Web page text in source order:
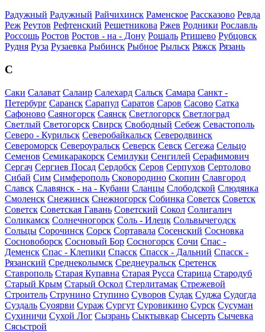
Радужный Радужный Райчихинск Раменское Рассказово Ревда
Реж Реутов Рефтенский Решетникова Ржев Родники Рославль
Россошь Ростов Ростов - на - Дону Рошаль Ртищево Рубцовск
Рудня Руза Рузаевка Рыбинск Рыбное Рыльск Ряжск Рязань
С
Саки Салават Салаир Салехард Сальск Самара Санкт -
Петербург Саранск Сарапул Саратов Саров Сасово Сатка
Сафоново Саяногорск Саянск Светлогорск Светлоград
Светлый Светогорск Свирск Свободный Себеж Севастополь
Северо - Курильск Северобайкальск Северодвинск
Североморск Североуральск Северск Севск Сегежа Сельцо
Семенов Семикаракорск Семилуки Сенгилей Серафимович
Сергач Сергиев Посад Сердобск Серов Серпухов Сертолово
Сибай Сим Симферополь Сковородино Скопин Славгород
Славск Славянск - на - Кубани Сланцы Слободской Слюдянка
Смоленск Снежинск Снежногорск Собинка Советск Советск
Советск Советская Гавань Советский Сокол Солигалич
Соликамск Солнечногорск Соль - Илецк Сольвычегодск
Сольцы Сорочинск Сорск Сортавала Сосенский Сосновка
Сосновоборск Сосновый Бор Сосногорск Сочи Спас -
Деменск Спас - Клепики Спасск Спасск - Дальний Спасск -
Рязанский Среднеколымск Среднеуральск Сретенск
Ставрополь Старая Купавна Старая Русса Старица Стародуб
Старый Крым Старый Оскол Стерлитамак Стрежевой
Строитель Струнино Ступино Суворов Судак Суджа Судогда
Суздаль Суоярви Сураж Сургут Суровикино Сурск Сусуман
Сухиничи Сухой Лог Сызрань Сыктывкар Сысерть Сычевка
Сясьстрой